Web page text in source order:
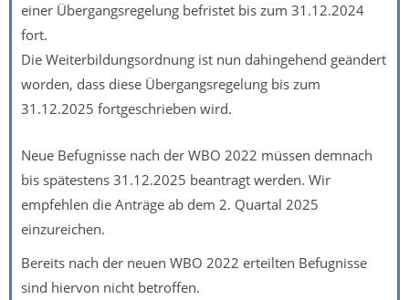
einer Übergangsregelung befristet bis zum 31.12.2024
fort.
Die Weiterbildungsordnung ist nun dahingehend geändert
worden, dass diese Übergangsregelung bis zum
31.12.2025 fortgeschrieben wird.
Neue Befugnisse nach der WBO 2022 müssen demnach
bis spätestens 31.12.2025 beantragt werden. Wir
empfehlen die Anträge ab dem 2. Quartal 2025
einzureichen.
Bereits nach der neuen WBO 2022 erteilten Befugnisse
sind hiervon nicht betroffen.